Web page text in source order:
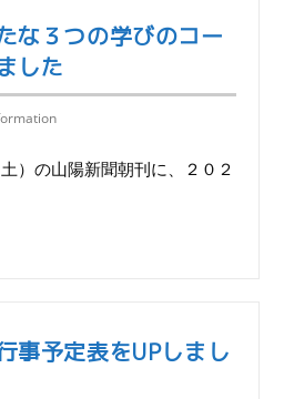
な３つの学びのコー
した
）の山陽新聞朝刊に、２０２
事予定表をUPしまし